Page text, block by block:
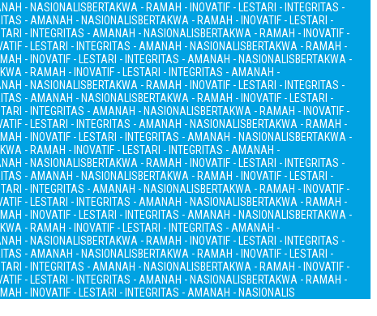
- NASIONALISBERTAKWA - RAMAH - INOVATIF - LESTARI - INTEGRITAS -
- AMANAH - NASIONALISBERTAKWA - RAMAH - INOVATIF - LESTARI -
- INTEGRITAS - AMANAH - NASIONALISBERTAKWA - RAMAH - INOVATIF -
- LESTARI - INTEGRITAS - AMANAH - NASIONALISBERTAKWA - RAMAH -
- INOVATIF - LESTARI - INTEGRITAS - AMANAH - NASIONALISBERTAKWA -
- RAMAH - INOVATIF - LESTARI - INTEGRITAS - AMANAH -
- NASIONALISBERTAKWA - RAMAH - INOVATIF - LESTARI - INTEGRITAS -
- AMANAH - NASIONALISBERTAKWA - RAMAH - INOVATIF - LESTARI -
- INTEGRITAS - AMANAH - NASIONALISBERTAKWA - RAMAH - INOVATIF -
- LESTARI - INTEGRITAS - AMANAH - NASIONALISBERTAKWA - RAMAH -
- INOVATIF - LESTARI - INTEGRITAS - AMANAH - NASIONALISBERTAKWA -
- RAMAH - INOVATIF - LESTARI - INTEGRITAS - AMANAH -
- NASIONALISBERTAKWA - RAMAH - INOVATIF - LESTARI - INTEGRITAS -
- AMANAH - NASIONALISBERTAKWA - RAMAH - INOVATIF - LESTARI -
- INTEGRITAS - AMANAH - NASIONALISBERTAKWA - RAMAH - INOVATIF -
- LESTARI - INTEGRITAS - AMANAH - NASIONALISBERTAKWA - RAMAH -
- INOVATIF - LESTARI - INTEGRITAS - AMANAH - NASIONALISBERTAKWA -
- RAMAH - INOVATIF - LESTARI - INTEGRITAS - AMANAH -
- NASIONALISBERTAKWA - RAMAH - INOVATIF - LESTARI - INTEGRITAS -
- AMANAH - NASIONALISBERTAKWA - RAMAH - INOVATIF - LESTARI -
- INTEGRITAS - AMANAH - NASIONALISBERTAKWA - RAMAH - INOVATIF -
- LESTARI - INTEGRITAS - AMANAH - NASIONALISBERTAKWA - RAMAH -
- INOVATIF - LESTARI - INTEGRITAS - AMANAH - NASIONALIS